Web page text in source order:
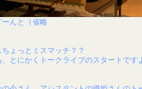
ーんと（省略
ょっとミスマッチ？？
、とにかくトークライブのスタートです